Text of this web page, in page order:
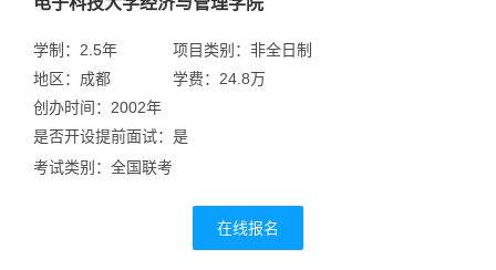
学制：2.5年
地区：成都
项目类别：非全日制
学费：24.8万
创办时间：2002年
是否开设提前面试：是
考试类别：全国联考
在线报名